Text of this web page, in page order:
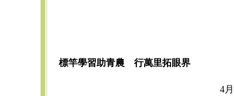
標竿學習助青農 行萬里拓眼界
4